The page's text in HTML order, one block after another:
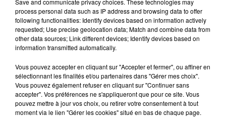
Des tentatives de fraudes à Mainvilliers
Des personnes malveillantes tentent de voler vos
informations personnelles.
process personal data such as IP address and browsing data to offer
following functionalities: Identify devices based on information actively
requested; Use precise geolocation data; Match and combine data from
other data sources; Link different devices; Identify devices based on
information transmitted automatically.
Vous pouvez accepter en cliquant sur "Accepter et fermer", ou affiner en
sélectionnant les finalités et/ou partenaires dans "Gérer mes choix".
Vous pouvez également refuser en cliquant sur "Continuer sans
accepter". Vos préférences ne s'appliqueront que pour ce site. Vous
pouvez mettre à jour vos choix, ou retirer votre consentement à tout
moment via le lien "Gérer les cookies" situé en bas de chaque page.